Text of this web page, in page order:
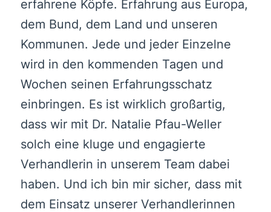
erfahrene Köpfe. Erfahrung aus Europa,
dem Bund, dem Land und unseren
Kommunen. Jede und jeder Einzelne
wird in den kommenden Tagen und
Wochen seinen Erfahrungsschatz
einbringen. Es ist wirklich großartig,
dass wir mit Dr. Natalie Pfau-Weller
solch eine kluge und engagierte
Verhandlerin in unserem Team dabei
haben. Und ich bin mir sicher, dass mit
dem Einsatz unserer Verhandlerinnen